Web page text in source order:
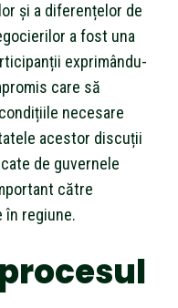
și a diferențelor de
a fost una
exprimându-
care să
necesare
acestor discuții
de guvernele
către
în regiune.